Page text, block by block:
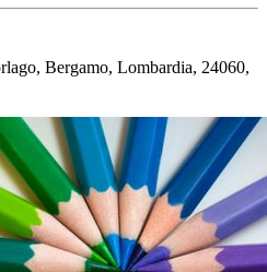
Bergamo, Lombardia, 24060,